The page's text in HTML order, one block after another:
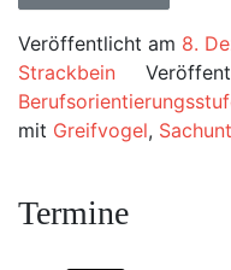
Veröffentlicht am 8.
Strackbein
mit Greifvogel,
Termine